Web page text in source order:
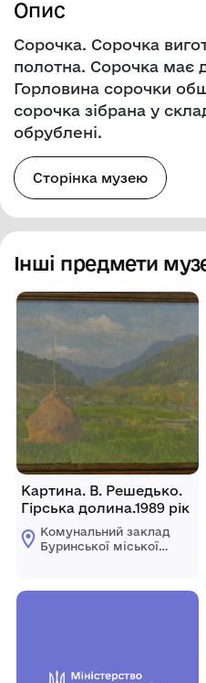
Опис
Сорочка. Сорочка
полотна. Сорочка має
Горловина сорочки
сорочка зібрана у
обрублені.
Сторінка музею
Інші предмети
Картина. В. Решедько.
Гірська долина.1989 рік
Комунальний заклад
Буринської міської
імені Павла Попова"